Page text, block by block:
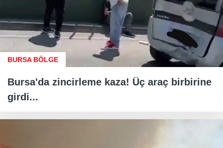
BURSA BÖLGE
Bursa'da zincirleme kaza! Üç araç birbirine
girdi...